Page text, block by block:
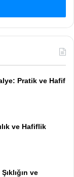
Pratik ve Hafif
ve Hafiflik
ve